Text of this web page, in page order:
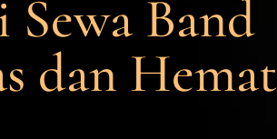
Band
dan Hemat